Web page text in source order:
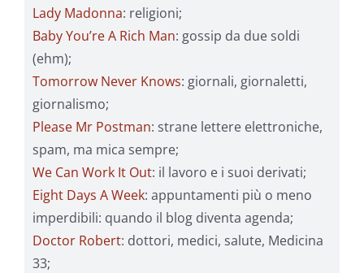
Lady Madonna: religioni;
Baby You’re A Rich Man: gossip da due soldi
(ehm);
Tomorrow Never Knows: giornali, giornaletti,
giornalismo;
Please Mr Postman: strane lettere elettroniche,
spam, ma mica sempre;
We Can Work It Out: il lavoro e i suoi derivati;
Eight Days A Week: appuntamenti più o meno
imperdibili: quando il blog diventa agenda;
Doctor Robert: dottori, medici, salute, Medicina
33;